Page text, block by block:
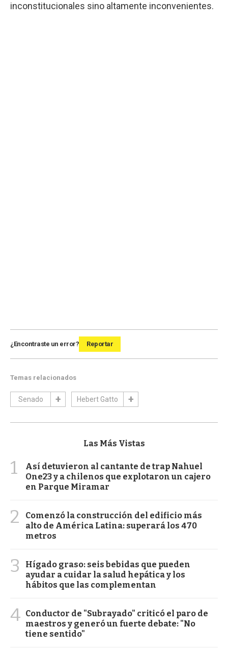
inconstitucionales sino altamente inconvenientes.
¿Encontraste un error? Reportar
Temas relacionados
Senado Hebert Gatto
Las Más Vistas
1
Así detuvieron al cantante de trap Nahuel
One23 y a chilenos que explotaron un cajero
en Parque Miramar
2
Comenzó la construcción del edificio más
alto de América Latina: superará los 470
metros
3
Hígado graso: seis bebidas que pueden
ayudar a cuidar la salud hepática y los
hábitos que las complementan
4 Conductor de "Subrayado" criticó el paro de
maestros y generó un fuerte debate: "No
tiene sentido"